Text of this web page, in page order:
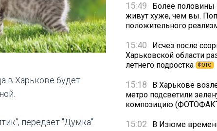
в Харькове будет
передает "Думка".
15:49
Более
живут хуже, чем вы.
положительного
15:40
Исчез после
Харьковской области
летнего подростка
ФОТО
15:18
В Харькове
метро подсветили
композицию
15:02
В Изюме